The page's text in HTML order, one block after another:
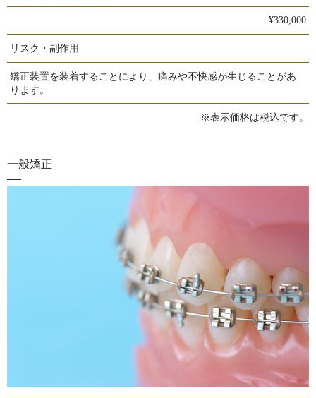
¥330,000
リスク・副作用
矯正装置を装着することにより、痛みや不快感が生じることがあ
ります。
※表示価格は税込です。
一般矯正